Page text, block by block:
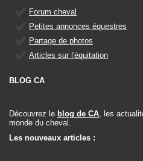
Forum cheval
Petites annonces équestres
Partage de photos
Articles sur l'équitation
BLOG CA
Découvrez le blog de CA, les
monde du cheval.
Les nouveaux articles :